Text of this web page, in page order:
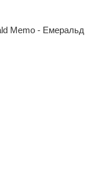
Memo - Емеральд